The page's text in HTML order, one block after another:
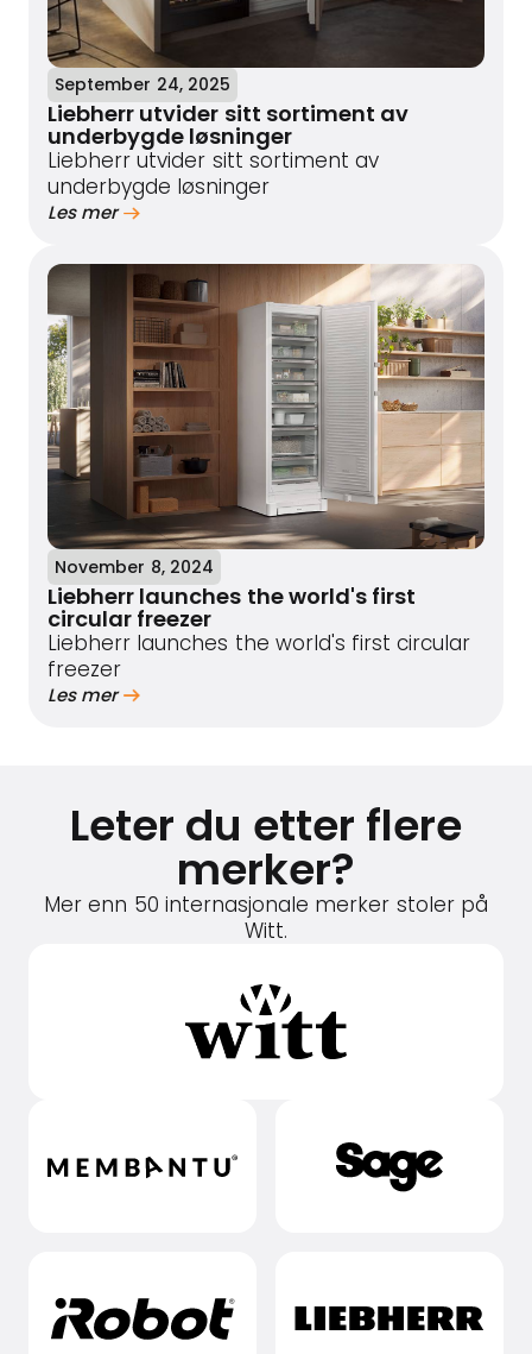
September 24, 2025
Liebherr utvider sitt sortiment av
underbygde løsninger
Liebherr utvider sitt sortiment av
underbygde løsninger
Les mer
November 8, 2024
Liebherr launches the world's first
circular freezer
Liebherr launches the world's first circular
freezer
Les mer
Leter du etter flere
merker?
Mer enn 50 internasjonale merker stoler på
Witt.